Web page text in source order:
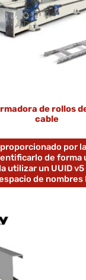
de rollos
cable
proporcionado por
de forma
utilizar un UUID v5
de nombres